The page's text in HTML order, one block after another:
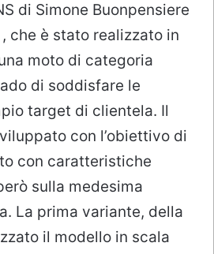
di Simone Buonpensiere
che è stato realizzato in
moto di categoria
di soddisfare le
target di clientela. Il
con l’obiettivo di
con caratteristiche
sulla medesima
La prima variante, della
il modello in scala